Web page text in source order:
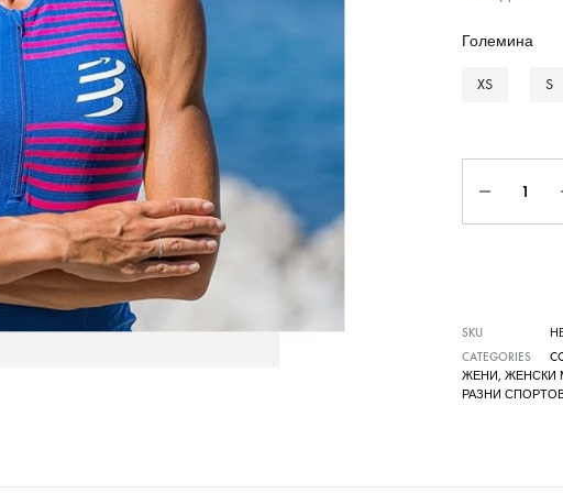
Чизми
Големина
XS S
SKU
CATEGORIES
ЖЕНИ, ЖЕНСКИ
РАЗНИ